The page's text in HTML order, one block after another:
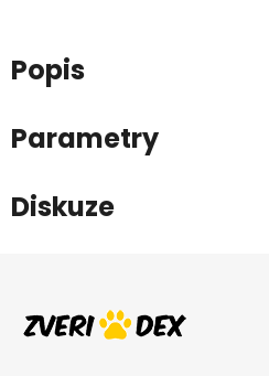
Popis
Parametry
Diskuze